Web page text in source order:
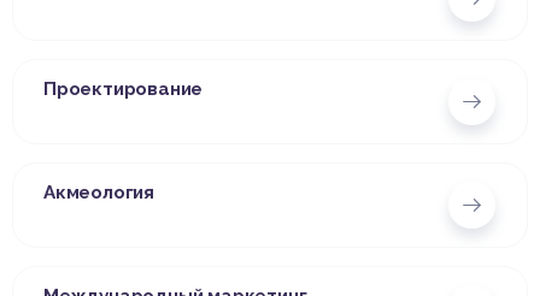
Проектирование
Акмеология